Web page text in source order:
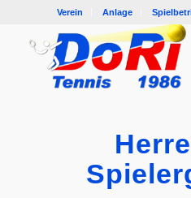
Verein Anlage